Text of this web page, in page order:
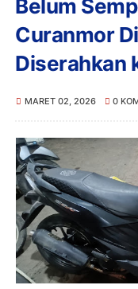
Belum
Curanmor
Diserahkan
MARET 02, 2026 0